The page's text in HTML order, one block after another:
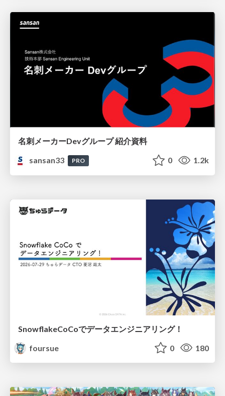
名刺メーカーDevグループ 紹介資料
sansan33
PRO 0 1.2k
SnowflakeCoCoでデータエンジニアリング！
foursue
0 180